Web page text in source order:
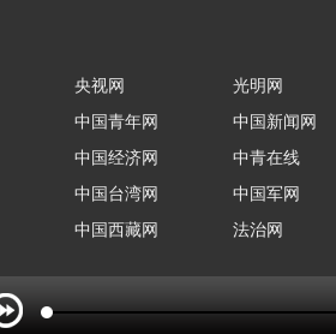
央视网
中国青年网
中国经济网
中国台湾网
中国西藏网
光明网
中国新闻网
中青在线
中国军网
法治网